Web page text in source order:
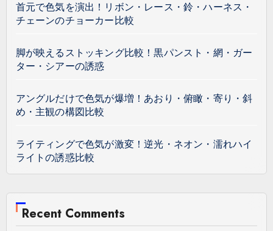
首元で色気を演出！リボン・レース・鈴・ハーネス・
チェーンのチョーカー比較
脚が映えるストッキング比較！黒パンスト・網・ガー
ター・シアーの誘惑
アングルだけで色気が爆増！あおり・俯瞰・寄り・斜
め・主観の構図比較
ライティングで色気が激変！逆光・ネオン・濡れハイ
ライトの誘惑比較
Recent Comments